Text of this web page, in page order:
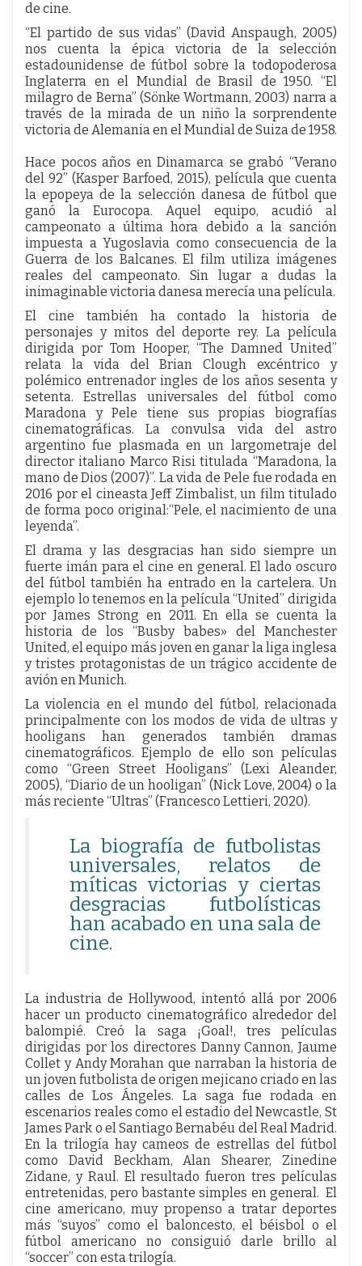
de cine.
“El partido de sus vidas” (David Anspaugh, 2005)
nos cuenta la épica victoria de la selección
estadounidense de fútbol sobre la todopoderosa
Inglaterra en el Mundial de Brasil de 1950. “El
milagro de Berna” (Sönke Wortmann, 2003) narra a
través de la mirada de un niño la sorprendente
victoria de Alemania en el Mundial de Suiza de 1958.
Hace pocos años en Dinamarca se grabó “Verano
del 92” (Kasper Barfoed, 2015), película que cuenta
la epopeya de la selección danesa de fútbol que
ganó la Eurocopa. Aquel equipo, acudió al
campeonato a última hora debido a la sanción
impuesta a Yugoslavia como consecuencia de la
Guerra de los Balcanes. El film utiliza imágenes
reales del campeonato. Sin lugar a dudas la
inimaginable victoria danesa merecía una película.
El cine también ha contado la historia de
personajes y mitos del deporte rey. La película
dirigida por Tom Hooper, “The Damned United”
relata la vida del Brian Clough excéntrico y
polémico entrenador ingles de los años sesenta y
setenta. Estrellas universales del fútbol como
Maradona y Pele tiene sus propias biografías
cinematográficas. La convulsa vida del astro
argentino fue plasmada en un largometraje del
director italiano Marco Risi titulada “Maradona, la
mano de Dios (2007)”. La vida de Pele fue rodada en
2016 por el cineasta Jeff Zimbalist, un film titulado
de forma poco original:“Pele, el nacimiento de una
leyenda”.
El drama y las desgracias han sido siempre un
fuerte imán para el cine en general. El lado oscuro
del fútbol también ha entrado en la cartelera. Un
ejemplo lo tenemos en la película “United” dirigida
por James Strong en 2011. En ella se cuenta la
historia de los “Busby babes» del Manchester
United, el equipo más joven en ganar la liga inglesa
y tristes protagonistas de un trágico accidente de
avión en Munich.
La violencia en el mundo del fútbol, relacionada
principalmente con los modos de vida de ultras y
hooligans han generados también dramas
cinematográficos. Ejemplo de ello son películas
como “Green Street Hooligans” (Lexi Aleander,
2005), “Diario de un hooligan” (Nick Love, 2004) o la
más reciente “Ultras” (Francesco Lettieri, 2020).
La biografía de futbolistas
universales, relatos de
míticas victorias y ciertas
desgracias futbolísticas
han acabado en una sala de
cine.
La industria de Hollywood, intentó allá por 2006
hacer un producto cinematográfico alrededor del
balompié. Creó la saga ¡Goal!, tres películas
dirigidas por los directores Danny Cannon, Jaume
Collet y Andy Morahan que narraban la historia de
un joven futbolista de origen mejicano criado en las
calles de Los Ángeles. La saga fue rodada en
escenarios reales como el estadio del Newcastle, St
James Park o el Santiago Bernabéu del Real Madrid.
En la trilogía hay cameos de estrellas del fútbol
como David Beckham, Alan Shearer, Zinedine
Zidane, y Raul. El resultado fueron tres películas
entretenidas, pero bastante simples en general. El
cine americano, muy propenso a tratar deportes
más “suyos” como el baloncesto, el béisbol o el
fútbol americano no consiguió darle brillo al
“soccer” con esta trilogía.